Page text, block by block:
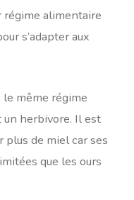
régime alimentaire
s’adapter aux
le même régime
un herbivore. Il est
de miel car ses
que les ours